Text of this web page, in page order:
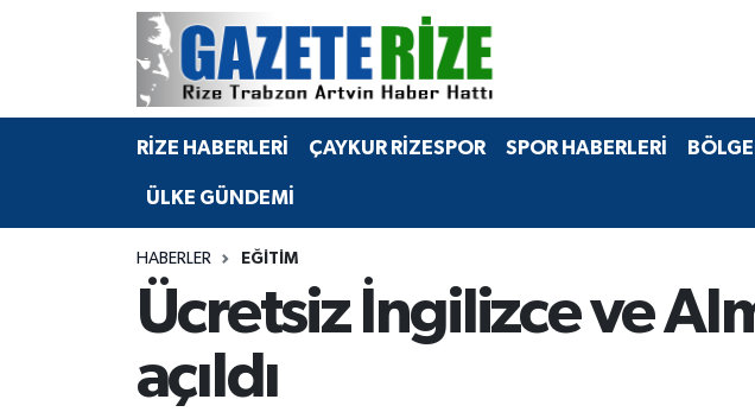
RİZE HABERLERİ ÇAYKUR RİZESPOR SPOR HABERLERİ
ÜLKE GÜNDEMİ
HABERLER EĞİTİM
Ücretsiz İngilizce ve
açıldı
BÖLGEMİZ
Bilim Teknoloji
Merkez Nöbetçi Eczaneler
Merkez Hava Durumu
Merkez Trafik Yoğunluk Haritası
Tüm Manşetler
Son Dakika Haberleri